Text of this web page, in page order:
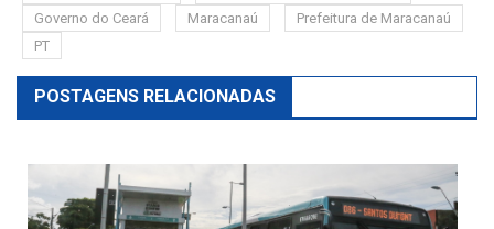
Governo do Ceará
Maracanaú
Prefeitura de Maracanaú
PT
POSTAGENS RELACIONADAS